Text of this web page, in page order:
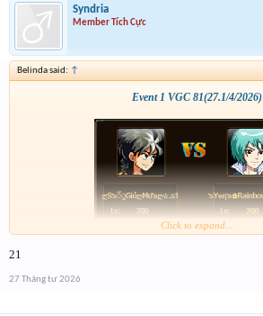
Syndria
Member Tích Cực
Belinda said: ↑
Event 1 VGC 81(27.1/4/2026)
Click to expand...
21
27 Tháng tư 2026